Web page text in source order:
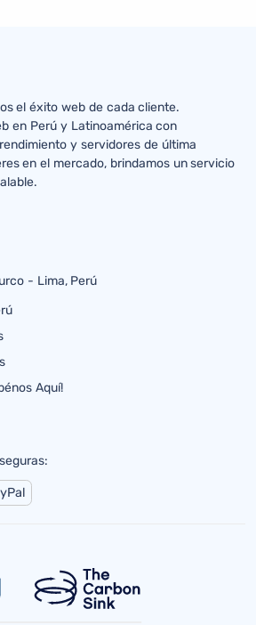
el éxito web de cada cliente.
en Perú y Latinoamérica con
y servidores de última
en el mercado, brindamos un servicio
- Lima, Perú
Aquí!